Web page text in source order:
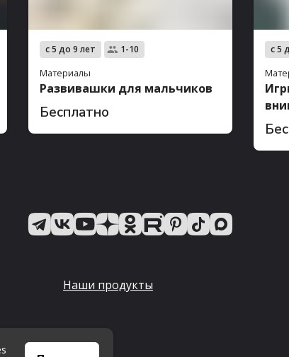
с 5 до 9 лет 1-10
Материалы
Развивашки для мальчиков
Бесплатно
с 5
Наши продукты